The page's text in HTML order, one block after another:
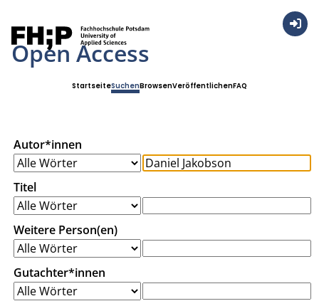
Open Access
StartseiteSuchenBrowsenVeröffentlichenFAQ
Autor*innen
Titel
Weitere Person(en)
Gutachter*innen